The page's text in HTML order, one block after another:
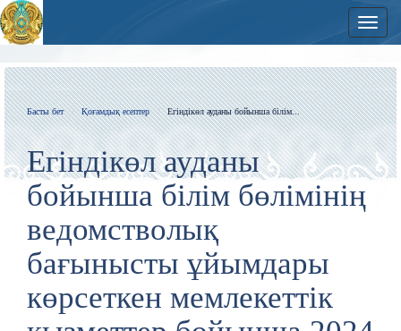
Басты бет Қоғамдық есептер Егіндікөл ауданы бойынша білім...
Егіндікөл ауданы
бойынша білім бөлімінің
ведомстволық
бағынысты ұйымдары
көрсеткен мемлекеттік